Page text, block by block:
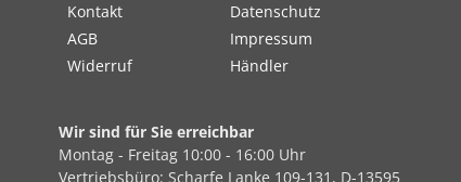
Kontakt
Datenschutz
AGB
Impressum
Widerruf
Händler
Wir sind für Sie erreichbar
Montag - Freitag 10:00 - 16:00 Uhr
Vertriebsbüro: Scharfe Lanke 109-131, D-13595